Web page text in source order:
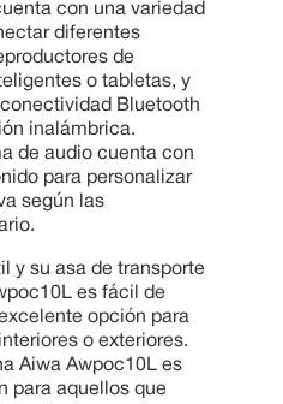
con una variedad
diferentes
de
o tabletas, y
Bluetooth
inalámbrica.
de audio cuenta con
para personalizar
según las
y su asa de transporte
es fácil de
opción para
o exteriores.
Aiwa Awpoc10L es
para aquellos que